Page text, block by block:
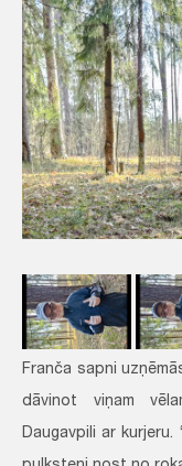
Franča sapni
dāvinot viņam
Daugavpili ar